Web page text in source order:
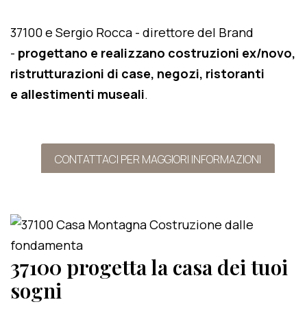
37100 e Sergio Rocca - direttore del Brand
- progettano e realizzano costruzioni ex/novo,
ristrutturazioni di case, negozi, ristoranti
e allestimenti museali.
CONTATTACI PER MAGGIORI INFORMAZIONI
37100 progetta la casa dei tuoi
sogni